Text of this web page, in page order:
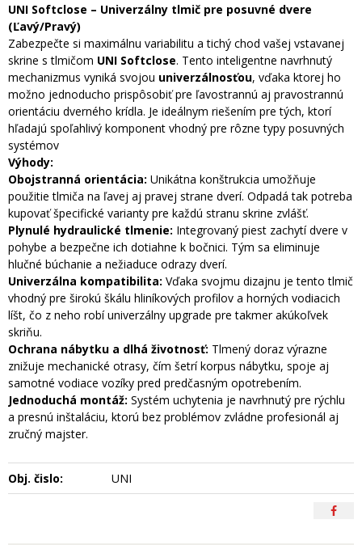
UNI Softclose – Univerzálny tlmič pre posuvné dvere
(Ľavý/Pravý)
Zabezpečte si maximálnu variabilitu a tichý chod vašej vstavanej
skrine s tlmičom UNI Softclose. Tento inteligentne navrhnutý
mechanizmus vyniká svojou univerzálnosťou, vďaka ktorej ho
možno jednoducho prispôsobiť pre ľavostrannú aj pravostrannú
orientáciu dverného krídla. Je ideálnym riešením pre tých, ktorí
hľadajú spoľahlivý komponent vhodný pre rôzne typy posuvných
systémov
Výhody:
Obojstranná orientácia: Unikátna konštrukcia umožňuje
použitie tlmiča na ľavej aj pravej strane dverí. Odpadá tak potreba
kupovať špecifické varianty pre každú stranu skrine zvlášť.
Plynulé hydraulické tlmenie: Integrovaný piest zachytí dvere v
pohybe a bezpečne ich dotiahne k bočnici. Tým sa eliminuje
hlučné búchanie a nežiaduce odrazy dverí.
Univerzálna kompatibilita: Vďaka svojmu dizajnu je tento tlmič
vhodný pre širokú škálu hliníkových profilov a horných vodiacich
líšt, čo z neho robí univerzálny upgrade pre takmer akúkoľvek
skriňu.
Ochrana nábytku a dlhá životnosť: Tlmený doraz výrazne
znižuje mechanické otrasy, čím šetrí korpus nábytku, spoje aj
samotné vodiace vozíky pred predčasným opotrebením.
Jednoduchá montáž: Systém uchytenia je navrhnutý pre rýchlu
a presnú inštaláciu, ktorú bez problémov zvládne profesionál aj
zručný majster.
Obj. čislo: UNI